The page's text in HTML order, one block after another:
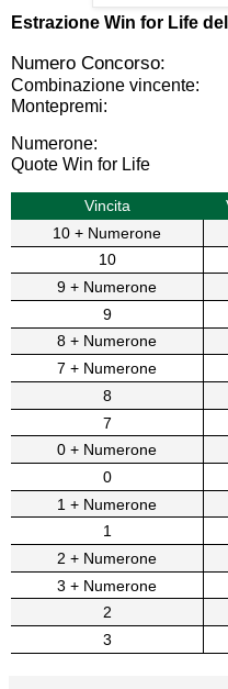
Estrazione Win for Life del
Numero Concorso:
Combinazione vincente:
Montepremi:
Numerone:
Quote Win for Life
Vincita
10 + Numerone
10
9 + Numerone
9
8 + Numerone
7 + Numerone
8
7
0 + Numerone
0
1 + Numerone
1
2 + Numerone
3 + Numerone
2
3